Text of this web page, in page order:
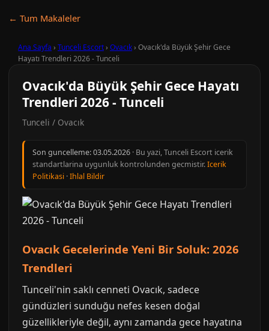
← Tum Makaleler
Ana Sayfa › Tunceli Escort› Ovacık› Ovacık'da Büyük Şehir Gece
Hayatı Trendleri 2026 - Tunceli
Ovacık'da Büyük Şehir Gece Hayatı
Trendleri 2026 - Tunceli
Tunceli / Ovacık
Son guncelleme:03.05.2026 · Bu yazi, Tunceli Escort icerik
standartlarina uygunluk kontrolunden gecmistir.Icerik
Politikasi ·Ihlal Bildir
Ovacık Gecelerinde Yeni Bir Soluk: 2026
Trendleri
Tunceli'nin saklı cenneti Ovacık, sadece
gündüzleri sunduğu nefes kesen doğal
güzellikleriyle değil, aynı zamanda gece hayatına